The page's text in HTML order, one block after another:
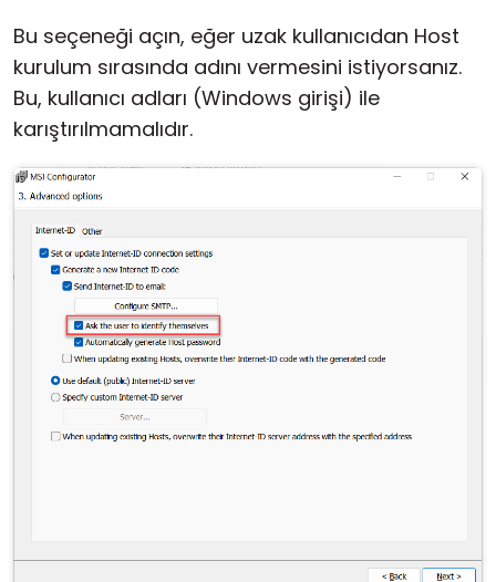
Bu seçeneği açın, eğer uzak kullanıcıdan Host
kurulum sırasında adını vermesini istiyorsanız.
Bu, kullanıcı adları (Windows girişi) ile
karıştırılmamalıdır.